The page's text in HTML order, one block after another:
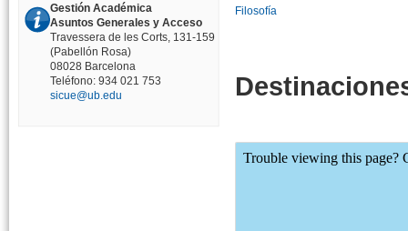
Filosofía
Gestión Académica
Asuntos Generales y Acceso
Travessera de les Corts, 131-159
(Pabellón Rosa)
08028 Barcelona
Teléfono: 934 021 753
sicue@ub.edu